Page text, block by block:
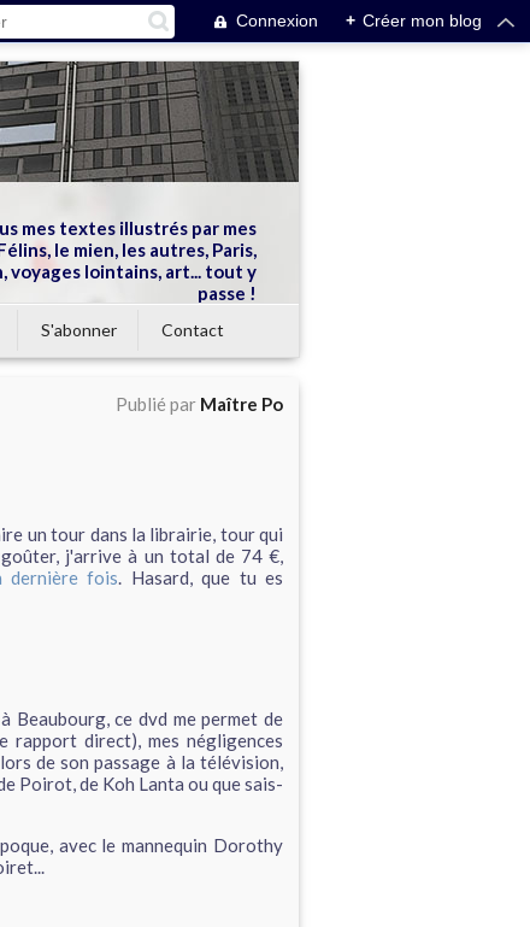
Connexion + Créer mon blog
mes textes illustrés par mes
le mien, les autres, Paris,
voyages lointains, art... tout y
passe !
S'abonner Contact
Publié par Maître Po
un tour dans la librairie, tour qui
j'arrive à un total de 74 €,
dernière fois. Hasard, que tu es
Beaubourg, ce dvd me permet de
rapport direct), mes négligences
de son passage à la télévision,
Poirot, de Koh Lanta ou que sais-
avec le mannequin Dorothy